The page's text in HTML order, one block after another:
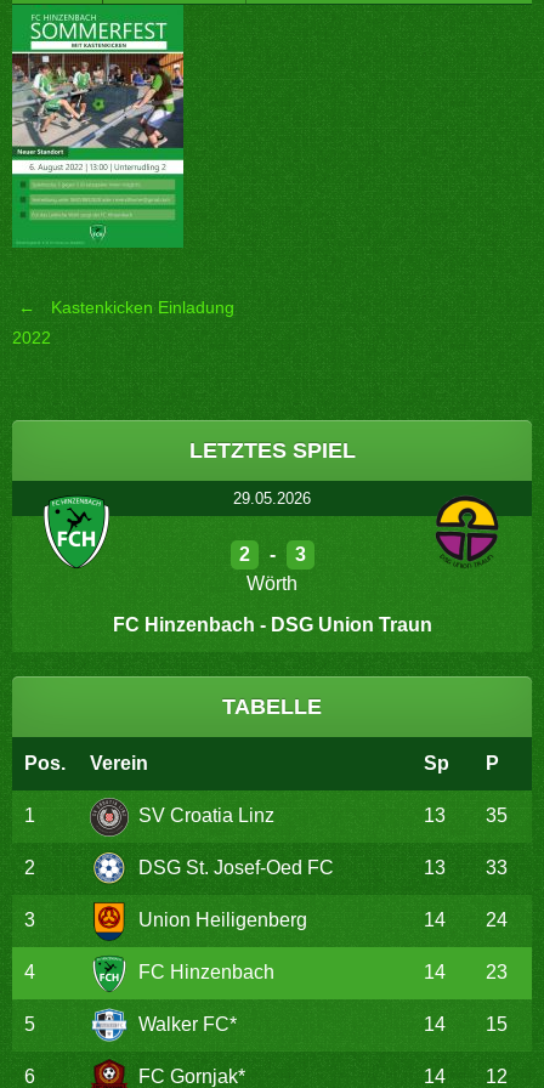
Post
navigation
←
Kastenkicken Einladung
2022
LETZTES SPIEL
29.05.2026
2 -
3
Wörth
FC Hinzenbach - DSG Union Traun
TABELLE
Pos. Verein Sp P
1 SV Croatia Linz 13 35
2 DSG St. Josef-Oed FC 13 33
3 Union Heiligenberg 14 24
4 FC Hinzenbach 14 23
5 Walker FC* 14 15
6 FC Gornjak* 14 12